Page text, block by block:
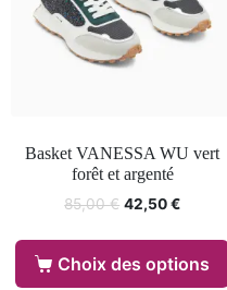
Basket VANESSA WU vert
forêt et argenté
85,00€ 42,50€
Choix des options